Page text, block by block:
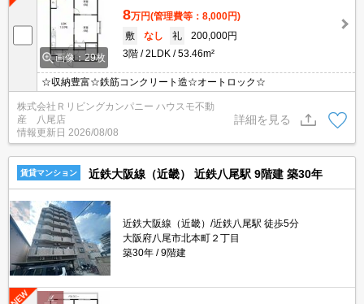
画像：29枚
8万円(管理費等：8,000円)
敷
なし 礼
200,000円
3階
2LDK 53.46m²
☆収納豊富☆鉄筋コンクリート造☆オートロック☆
株式会社Ｒリビングカンパニー ハウスモ不動
産 八尾店
情報更新日 2026/08/08
詳細を見る
賃貸マンション 近鉄大阪線（近畿） 近鉄八尾駅 9階建 築30年
近鉄大阪線（近畿）/近鉄八尾駅 徒歩5分
大阪府八尾市北本町２丁目
築30年
9階建